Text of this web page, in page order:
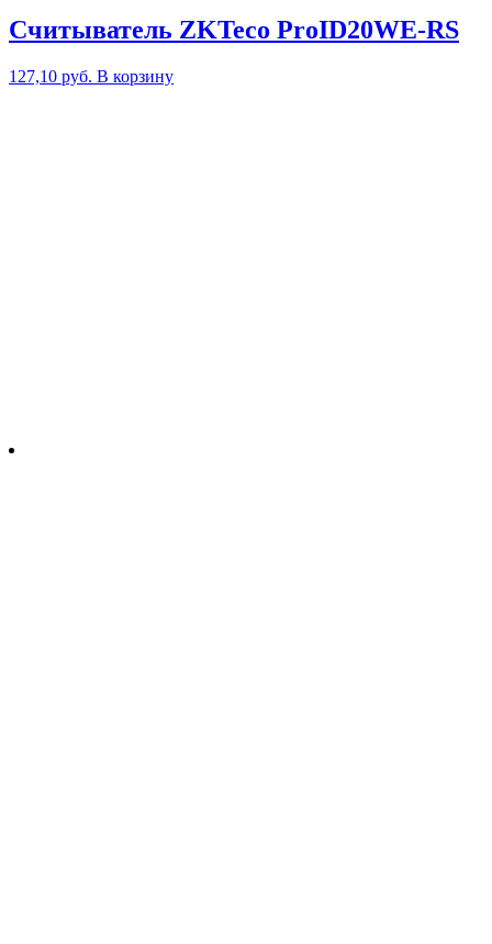
Считыватель ZKTeco ProID20WE-RS
127,10 руб. В корзину